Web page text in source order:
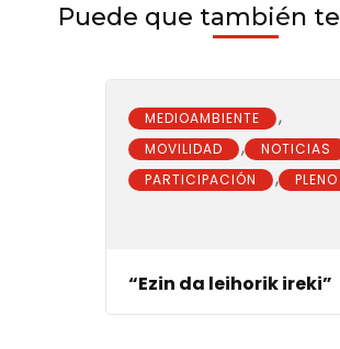
Puede que también
MEDIOAMBIENTE ,
MOVILIDAD , NOTICIAS
PARTICIPACIÓN , PLENO
“Ezin da leihorik ireki”